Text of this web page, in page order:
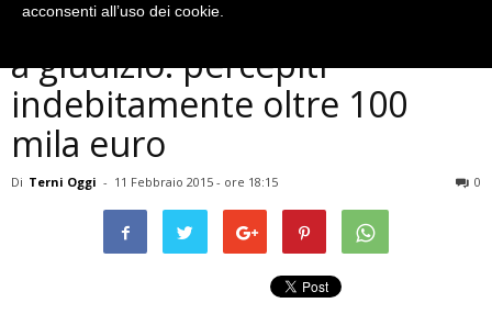
Terni, due falsi ciechi rinviati
a giudizio: percepiti
indebitamente oltre 100
mila euro
Di Terni Oggi - 11 Febbraio 2015 - ore 18:15 0
acconsenti all’uso dei cookie.